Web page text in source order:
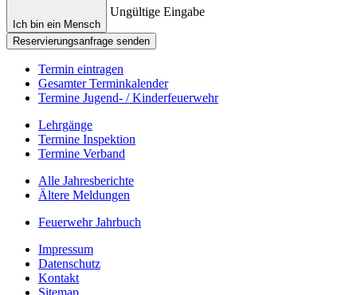
Ich bin ein Mensch
Ungültige Eingabe
Reservierungsanfrage senden
Termin eintragen
Gesamter Terminkalender
Termine Jugend- / Kinderfeuerwehr
Lehrgänge
Termine Inspektion
Termine Verband
Alle Jahresberichte
Ältere Meldungen
Feuerwehr Jahrbuch
Impressum
Datenschutz
Kontakt
Sitemap